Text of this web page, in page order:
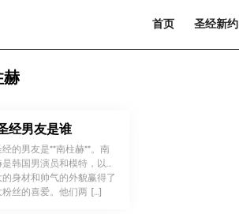
首页 圣经新约
赫
经男友是谁
经的男友是**南柱赫**。南
是韩国男演员和模特，以其
的身材和帅气的外貌赢得了
粉丝的喜爱。他们两 […]